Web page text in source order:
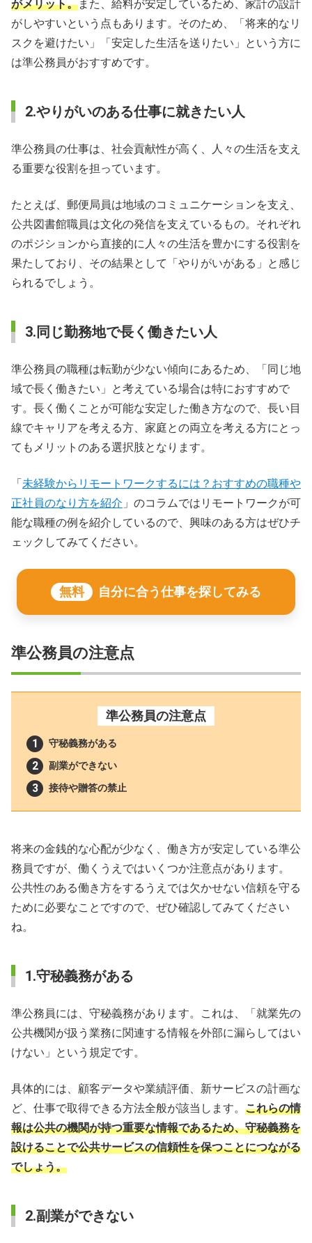
がメリット。また、給料が安定しているため、家計の設計
がしやすいという点もあります。そのため、「将来的なリ
スクを避けたい」「安定した生活を送りたい」という方に
は準公務員がおすすめです。
2.やりがいのある仕事に就きたい人
準公務員の仕事は、社会貢献性が高く、人々の生活を支え
る重要な役割を担っています。
たとえば、郵便局員は地域のコミュニケーションを支え、
公共図書館職員は文化の発信を支えているもの。それぞれ
のポジションから直接的に人々の生活を豊かにする役割を
果たしており、その結果として「やりがいがある」と感じ
られるでしょう。
3.同じ勤務地で長く働きたい人
準公務員の職種は転勤が少ない傾向にあるため、「同じ地
域で長く働きたい」と考えている場合は特におすすめで
す。長く働くことが可能な安定した働き方なので、長い目
線でキャリアを考える方、家庭との両立を考える方にとっ
てもメリットのある選択肢となります。
「 未経験からリモートワークするには？おすすめの職種や
正社員のなり方を紹介 」のコラムではリモートワークが可
能な職種の例を紹介しているので、興味のある方はぜひチ
ェックしてみてください。
無料 自分に合う仕事を探してみる
準公務員の注意点
準公務員の注意点
守秘義務がある
副業ができない
接待や贈答の禁止
将来の金銭的な心配が少なく、働き方が安定している準公
務員ですが、働くうえではいくつか注意点があります。
公共性のある働き方をするうえでは欠かせない信頼を守る
ために必要なことですので、ぜひ確認してみてください
ね。
1.守秘義務がある
準公務員には、守秘義務があります。これは、「就業先の
公共機関が扱う業務に関連する情報を外部に漏らしてはい
けない」という規定です。
具体的には、顧客データや業績評価、新サービスの計画な
ど、仕事で取得できる方法全般が該当します。 これらの情
報は公共の機関が持つ重要な情報であるため、守秘義務を
設けることで公共サービスの信頼性を保つことにつながる
でしょう。
2.副業ができない